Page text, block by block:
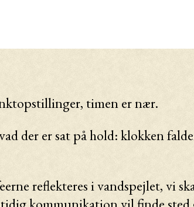
timen er nær.
der er sat på hold: klokken
reflekteres i vandspejlet, vi